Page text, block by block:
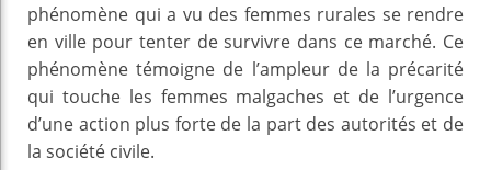
phénomène qui a vu des femmes rurales se rendre
en ville pour tenter de survivre dans ce marché. Ce
phénomène témoigne de l’ampleur de la précarité
qui touche les femmes malgaches et de l’urgence
d’une action plus forte de la part des autorités et de
la société civile.